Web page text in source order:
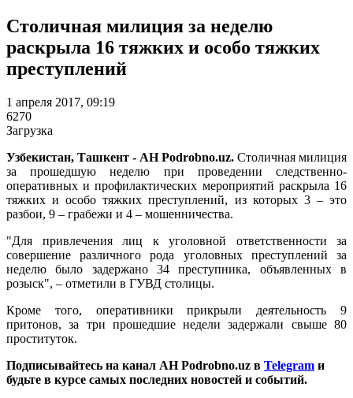
Столичная милиция за неделю
раскрыла 16 тяжких и особо тяжких
преступлений
1 апреля 2017, 09:19
6270
Загрузка
Узбекистан, Ташкент - АН Podrobno.uz. Столичная милиция
за прошедшую неделю при проведении следственно-
оперативных и профилактических мероприятий раскрыла 16
тяжких и особо тяжких преступлений, из которых 3 – это
разбои, 9 – грабежи и 4 – мошенничества.
"Для привлечения лиц к уголовной ответственности за
совершение различного рода уголовных преступлений за
неделю было задержано 34 преступника, объявленных в
розыск", – отметили в ГУВД столицы.
Кроме того, оперативники прикрыли деятельность 9
притонов, за три прошедшие недели задержали свыше 80
проституток.
Подписывайтесь на канал АН Podrobno.uz в Telegram и
будьте в курсе самых последних новостей и событий.